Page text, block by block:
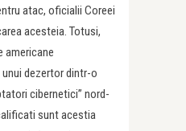
atac, oficialii Coreei
acesteia. Totusi,
americane
dezertor dintr-o
cibernetici” nord-
sunt acestia